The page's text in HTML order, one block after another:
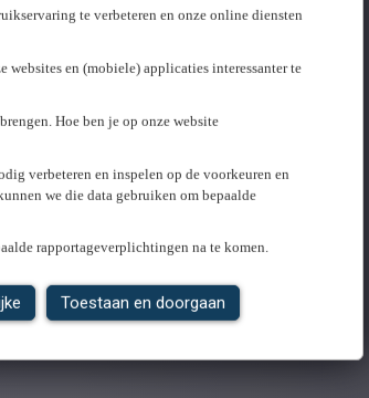
te verbeteren en onze online diensten
websites en (mobiele) applicaties interessanter te
Hoe ben je op onze website
verbeteren en inspelen op de voorkeuren en
we die data gebruiken om bepaalde
rapportageverplichtingen na te komen.
Toestaan en doorgaan